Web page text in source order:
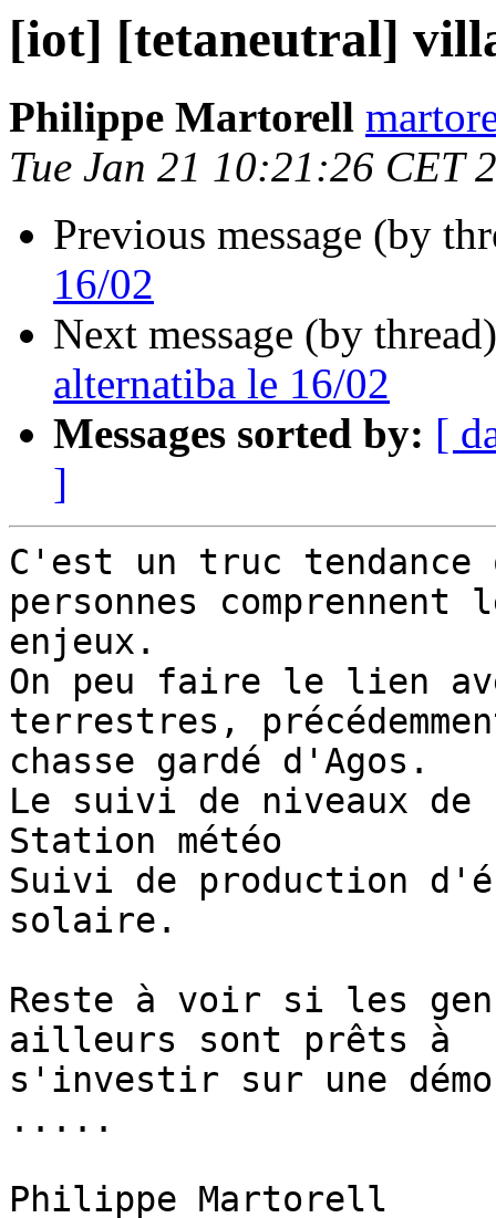
[iot] [tetaneutral]
Philippe Martorell
Tue Jan 21 10:21:26 CET
Previous message (by
16/02
Next message (by
alternatiba le 16/02
Messages sorted by: [
]
C'est un truc tendance
personnes comprennent
enjeux.
On peu faire le lien
terrestres,
chasse gardé d'Agos.
Le suivi de niveaux
Station météo
Suivi de production
solaire.
Reste à voir si les
ailleurs sont prêts à
s'investir sur une
.....